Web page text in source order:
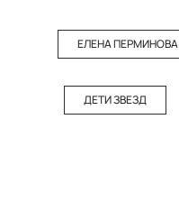
ЕЛЕНА ПЕРМИНОВА
ДЕТИ ЗВЕЗД